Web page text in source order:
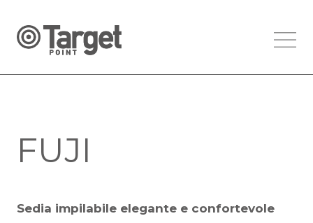
FUJI
Sedia impilabile elegante e confortevole